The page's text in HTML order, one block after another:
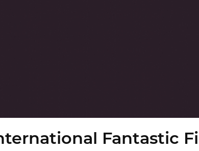
Fantastic